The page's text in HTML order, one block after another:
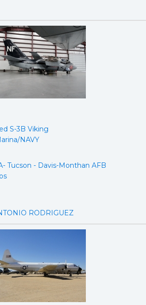
S-3B Viking
NAVY
Tucson - Davis-Monthan AFB
RODRIGUEZ